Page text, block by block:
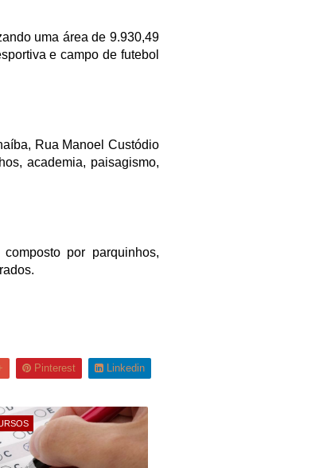
uma área de 9.930,49
e campo de futebol
Rua Manoel Custódio
academia, paisagismo,
por parquinhos,
Pinterest Linkedin